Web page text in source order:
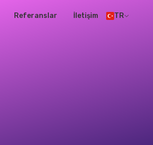
Referanslar İletişim TR